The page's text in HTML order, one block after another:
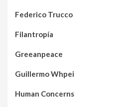
Federico Trucco
Filantropía
Greeanpeace
Guillermo Whpei
Human Concerns